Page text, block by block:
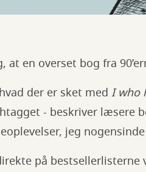
at en overset bog fra
der er sket med I who
- beskriver læsere
jeg nogensinde
på bestsellerlisterne